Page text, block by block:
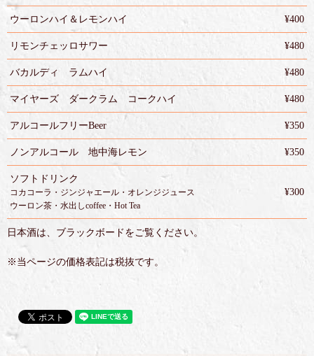
ウーロンハイ＆レモンハイ ¥400
リモンチェッロサワー ¥480
バカルディ ラムハイ ¥480
マイヤーズ ダークラム コークハイ ¥480
アルコールフリーBeer ¥350
ノンアルコール 地中海レモン ¥350
ソフトドリンク
コカコーラ・ジンジャエール・オレンジジュース
ウーロン茶・水出しcoffee・Hot Tea
¥300
日本酒は、ブラックボードをご覧ください。
※当ページの価格表記は税抜です。